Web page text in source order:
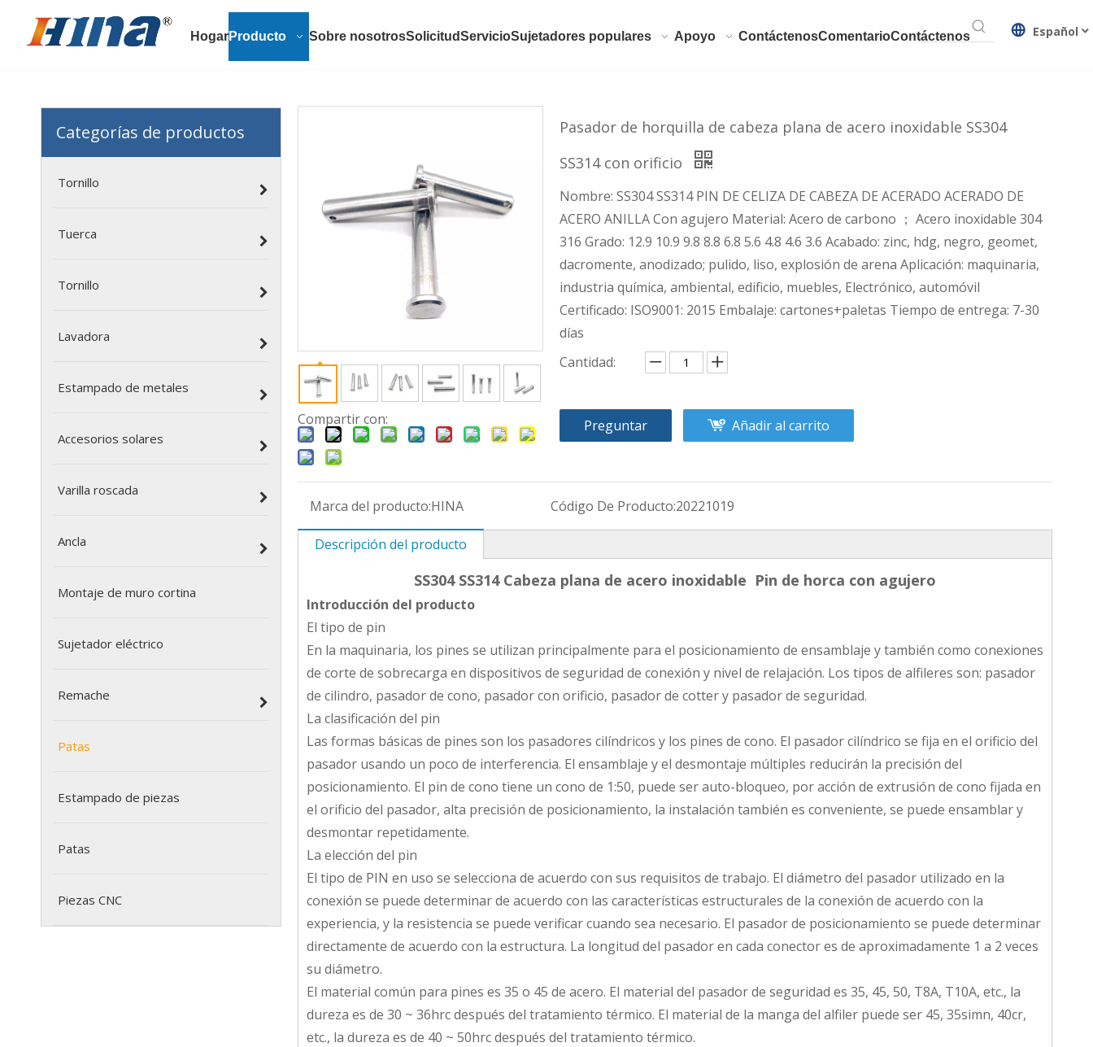
HogarProducto Sobre nosotrosSolicitudServicioSujetadores populares Apoyo ContáctenosComentarioContáctenos Español
Categorías de productos
Tornillo
Tuerca
Tornillo
Lavadora
Estampado de metales
Accesorios solares
Varilla roscada
Ancla
Montaje de muro cortina
Sujetador eléctrico
Remache
Patas
Estampado de piezas
Patas
Piezas CNC
Compartir con:
Pasador de horquilla de cabeza plana de acero inoxidable SS304
SS314 con orificio
Nombre: SS304 SS314 PIN DE CELIZA DE CABEZA DE ACERADO ACERADO DE
ACERO ANILLA Con agujero Material: Acero de carbono ； Acero inoxidable 304
316 Grado: 12.9 10.9 9.8 8.8 6.8 5.6 4.8 4.6 3.6 Acabado: zinc, hdg, negro, geomet,
dacromente, anodizado; pulido, liso, explosión de arena Aplicación: maquinaria,
industria química, ambiental, edificio, muebles, Electrónico, automóvil
Certificado: ISO9001: 2015 Embalaje: cartones+paletas Tiempo de entrega: 7-30
días
Cantidad:
Preguntar Añadir al carrito
Marca del producto:HINA Código De Producto:20221019
Descripción del producto
SS304 SS314 Cabeza plana de acero inoxidable Pin de horca con agujero
Introducción del producto
El tipo de pin
En la maquinaria, los pines se utilizan principalmente para el posicionamiento de ensamblaje y también como conexiones
de corte de sobrecarga en dispositivos de seguridad de conexión y nivel de relajación. Los tipos de alfileres son: pasador
de cilindro, pasador de cono, pasador con orificio, pasador de cotter y pasador de seguridad.
La clasificación del pin
Las formas básicas de pines son los pasadores cilíndricos y los pines de cono. El pasador cilíndrico se fija en el orificio del
pasador usando un poco de interferencia. El ensamblaje y el desmontaje múltiples reducirán la precisión del
posicionamiento. El pin de cono tiene un cono de 1:50, puede ser auto-bloqueo, por acción de extrusión de cono fijada en
el orificio del pasador, alta precisión de posicionamiento, la instalación también es conveniente, se puede ensamblar y
desmontar repetidamente.
La elección del pin
El tipo de PIN en uso se selecciona de acuerdo con sus requisitos de trabajo. El diámetro del pasador utilizado en la
conexión se puede determinar de acuerdo con las características estructurales de la conexión de acuerdo con la
experiencia, y la resistencia se puede verificar cuando sea necesario. El pasador de posicionamiento se puede determinar
directamente de acuerdo con la estructura. La longitud del pasador en cada conector es de aproximadamente 1 a 2 veces
su diámetro.
El material común para pines es 35 o 45 de acero. El material del pasador de seguridad es 35, 45, 50, T8A, T10A, etc., la
dureza es de 30 ~ 36hrc después del tratamiento térmico. El material de la manga del alfiler puede ser 45, 35simn, 40cr,
etc., la dureza es de 40 ~ 50hrc después del tratamiento térmico.